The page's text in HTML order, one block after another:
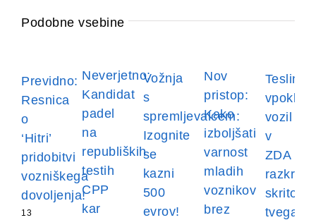
Podobne vsebine
Previdno:
Resnica
o
‘Hitri’
pridobitvi
vozniškega
dovoljenja!
13
Neverjetno:
Kandidat
padel
na
republiških
testih
CPP
kar
Vožnja
s
spremljevalcem:
Izognite
se
kazni
500
evrov!
Nov
pristop:
Kako
izboljšati
varnost
mladih
voznikov
brez
Teslin
vpoklic
vozil
v
ZDA
razkriva
skrito
tveganje